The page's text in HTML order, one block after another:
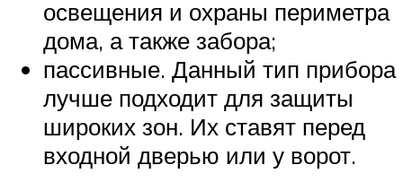
освещения и охраны периметра
дома, а также забора;
пассивные. Данный тип прибора
лучше подходит для защиты
широких зон. Их ставят перед
входной дверью или у ворот.